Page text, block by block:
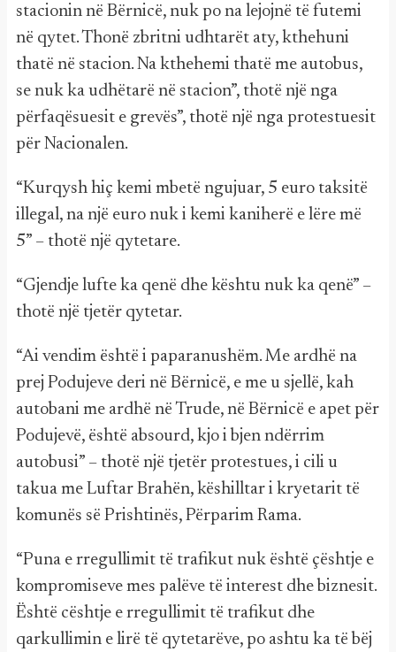
stacionin në Bërnicë, nuk po na lejojnë të futemi
në qytet. Thonë zbritni udhtarët aty, kthehuni
thatë në stacion. Na kthehemi thatë me autobus,
se nuk ka udhëtarë në stacion”, thotë një nga
përfaqësuesit e grevës”, thotë një nga protestuesit
për Nacionalen.
“Kurqysh hiç kemi mbetë ngujuar, 5 euro taksitë
illegal, na një euro nuk i kemi kaniherë e lëre më
5” – thotë një qytetare.
“Gjendje lufte ka qenë dhe kështu nuk ka qenë” –
thotë një tjetër qytetar.
“Ai vendim është i paparanushëm. Me ardhë na
prej Podujeve deri në Bërnicë, e me u sjellë, kah
autobani me ardhë në Trude, në Bërnicë e apet për
Podujevë, është absourd, kjo i bjen ndërrim
autobusi” – thotë një tjetër protestues, i cili u
takua me Luftar Brahën, këshilltar i kryetarit të
komunës së Prishtinës, Përparim Rama.
“Puna e rregullimit të trafikut nuk është çështje e
kompromiseve mes palëve të interest dhe biznesit.
Është cështje e rregullimit të trafikut dhe
qarkullimin e lirë të qytetarëve, po ashtu ka të bëj